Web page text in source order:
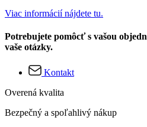
Viac informácií nájdete tu.
Potrebujete pomôcť s vašou
vaše otázky.
Kontakt
Overená kvalita
Bezpečný a spoľahlivý nákup